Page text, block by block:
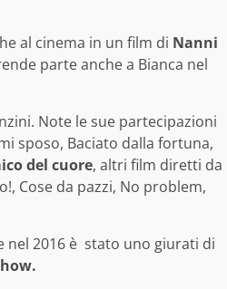
al cinema in un film di Nanni
parte anche a Bianca nel
Note le sue partecipazioni
sposo, Baciato dalla fortuna,
del cuore, altri film diretti da
Cose da pazzi, No problem,
nel 2016 è stato uno giurati di